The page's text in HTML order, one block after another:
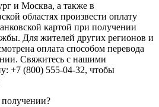
и Москва, а также в
областях произвести оплату
картой при получении
Для жителей других регионов и
оплата способом перевода
Свяжитесь с нашими
+7 (800) 555-04-32, чтобы